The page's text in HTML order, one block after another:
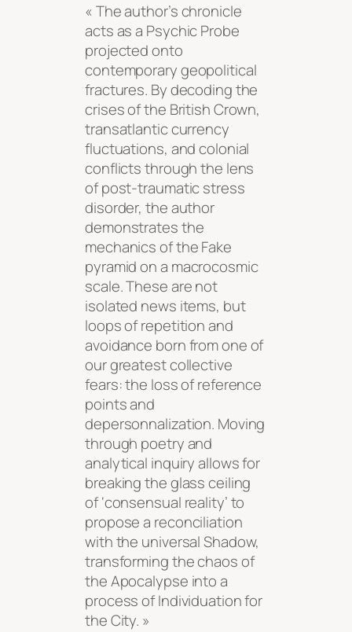
« The author’s chronicle
acts as a Psychic Probe
projected onto
contemporary geopolitical
fractures. By decoding the
crises of the British Crown,
transatlantic currency
fluctuations, and colonial
conflicts through the lens
of post-traumatic stress
disorder, the author
demonstrates the
mechanics of the Fake
pyramid on a macrocosmic
scale. These are not
isolated news items, but
loops of repetition and
avoidance born from one of
our greatest collective
fears: the loss of reference
points and
depersonnalization. Moving
through poetry and
analytical inquiry allows for
breaking the glass ceiling
of ‘consensual reality’ to
propose a reconciliation
with the universal Shadow,
transforming the chaos of
the Apocalypse into a
process of Individuation for
the City. »